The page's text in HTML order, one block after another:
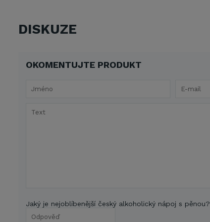
DISKUZE
OKOMENTUJTE PRODUKT
Jaký je nejoblíbenější český alkoholický nápoj s pěnou?